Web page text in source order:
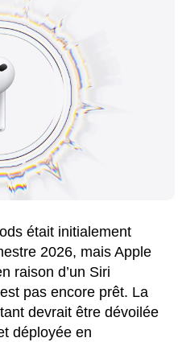
était initialement
2026, mais Apple
raison d’un Siri
pas encore prêt. La
devrait être dévoilée
déployée en